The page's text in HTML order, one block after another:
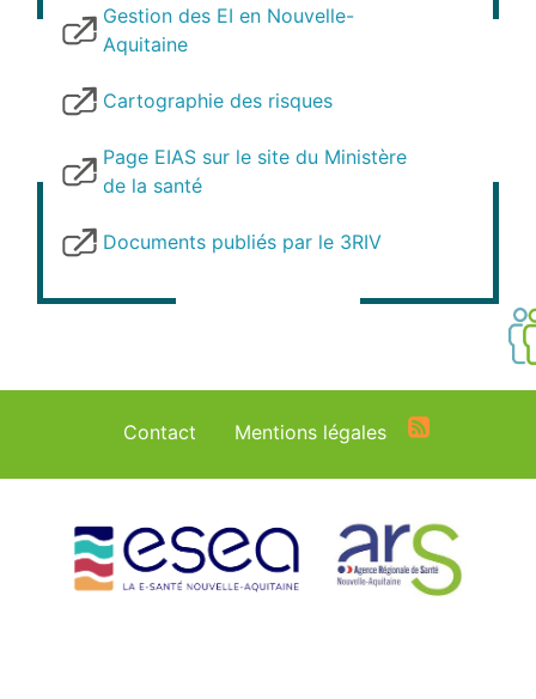
Lien
interne
Gestion des EI en Nouvelle-
Aquitaine
Lien
Cartographie des risques
Page EIAS sur le site du Ministère
de la santé
Documents publiés par le 3RIV
Menu
page
Contact Mentions légales